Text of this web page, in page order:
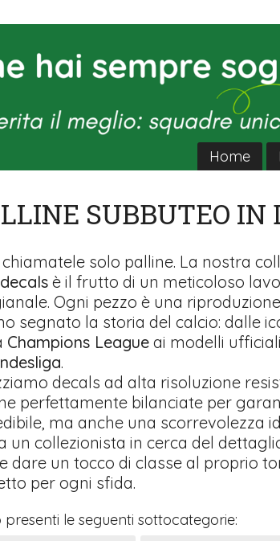
Home
SUBBUTEO IN
solo palline. La nostra
è il frutto di un meticoloso
Ogni pezzo è una
segnato la storia del calcio: dalle
Champions Leagueai modelli
.
decals ad alta risoluzione
perfettamente bilanciate per
ma anche una scorrevolezza
un collezionista in cerca del
dare un tocco di classe al proprio
per ogni sfida.
presenti le seguenti sottocategorie: